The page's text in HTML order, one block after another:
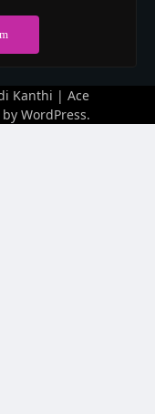
Kanthi | Ace
by WordPress.